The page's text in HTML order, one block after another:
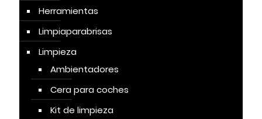
Herramientas
Limpiaparabrisas
Limpieza
Ambientadores
Cera para coches
Kit de limpieza